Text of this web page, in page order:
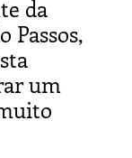
da
Passos,
um